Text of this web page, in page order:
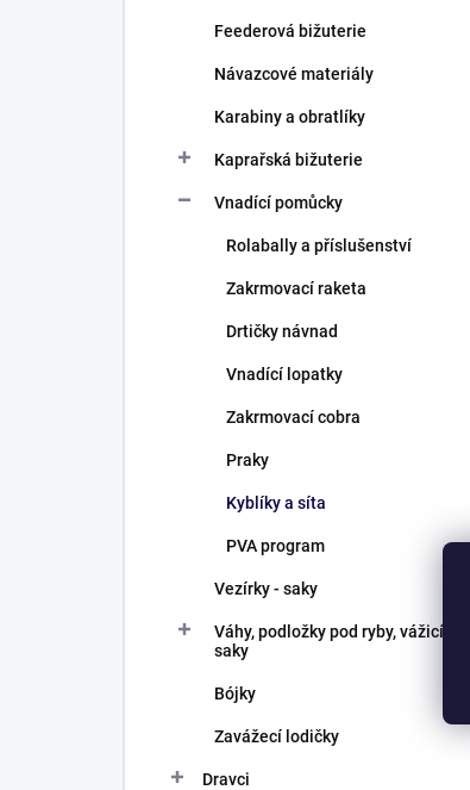
Feederová bižuterie
Návazcové materiály
Karabiny a obratlíky
Kaprařská bižuterie
Vnadící pomůcky
Rolabally a příslušenství
Zakrmovací raketa
Drtičky návnad
Vnadící lopatky
Zakrmovací cobra
Praky
Kyblíky a síta
PVA program
Vezírky - saky
Váhy, podložky pod ryby, vážicí
saky
Bójky
Zavážecí lodičky
Dravci